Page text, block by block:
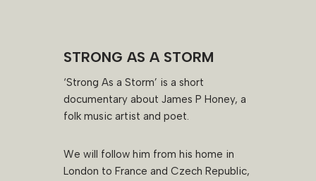
STRONG AS A STORM
‘Strong As a Storm’ is a short
documentary about James P Honey, a
folk music artist and poet.
We will follow him from his home in
London to France and Czech Republic,